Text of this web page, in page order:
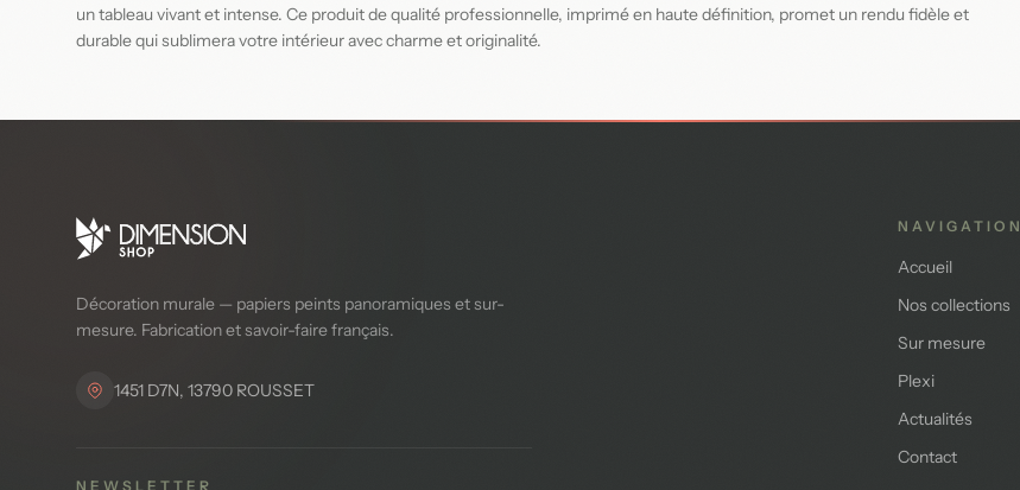
un tableau vivant et intense. Ce produit de qualité professionnelle, imprimé en haute définition, promet un rendu fidèle et
durable qui sublimera votre intérieur avec charme et originalité.
Décoration murale — papiers peints panoramiques et sur-
mesure. Fabrication et savoir-faire français.
1451 D7N, 13790 ROUSSET
NEWSLETTER
NAVIGATION
Accueil
Nos collections
Sur mesure
Plexi
Actualités
Contact